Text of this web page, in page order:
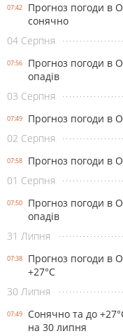
07:42
Прогноз погоди в
сонячно
04 Серпня
07:56
Прогноз погоди в
опадів
03 Серпня
07:49
Прогноз погоди в
02 Серпня
07:58
Прогноз погоди в
01 Серпня
07:50
Прогноз погоди в
опадів
31 Липня
07:38
Прогноз погоди в
+27°С
30 Липня
07:49
Сонячно та до
на 30 липня